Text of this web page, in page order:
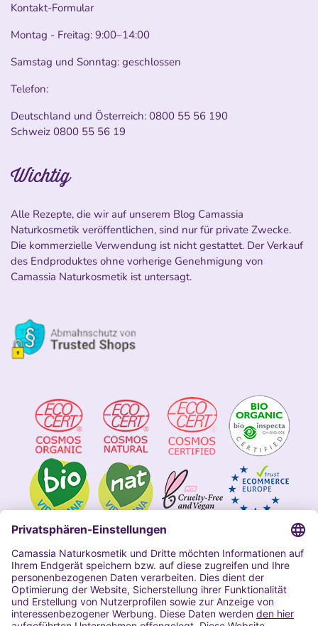
Kontakt-Formular
Montag - Freitag: 9:00–14:00
Samstag und Sonntag: geschlossen
Telefon:
Deutschland und Österreich: 0800 55 56 190
Schweiz 0800 55 56 19
Wichtig
Alle Rezepte, die wir auf unserem Blog Camassia
Naturkosmetik veröffentlichen, sind nur für private Zwecke.
Die kommerzielle Verwendung ist nicht gestattet. Der Verkauf
des Endproduktes ohne vorherige Genehmigung von
Camassia Naturkosmetik ist untersagt.
Impressum
Allgemeine Geschäftsbedingungen
Datenschutzerklärung Camassia
Widerrufsbelehrung